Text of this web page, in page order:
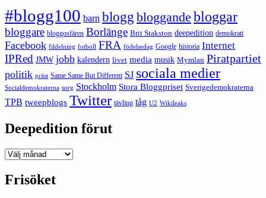
#blogg100 barn blogg bloggande bloggar
bloggare bloggosfären Borlänge Brit Stakston deepedition demokrati
Facebook fildelning fotboll FRA födelsedag Google historia Internet
IPRed JMW jobb kalendern livet media musik Mymlan Piratpartiet
politik präst Same Same But Different SJ sociala medier
Socialdemokraterna sorg Stockholm Stora Bloggpriset Sverigedemokraterna
TPB tweepblogs Twitter tävling tåg U2 Wikileaks
Deepedition förut
Deepedition
Frisöket